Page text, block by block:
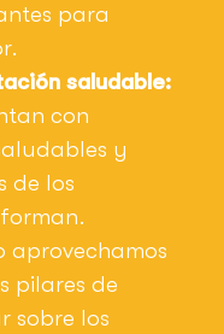
para
saludable:
con
y
de los
aprovechamos
pilares de
sobre los